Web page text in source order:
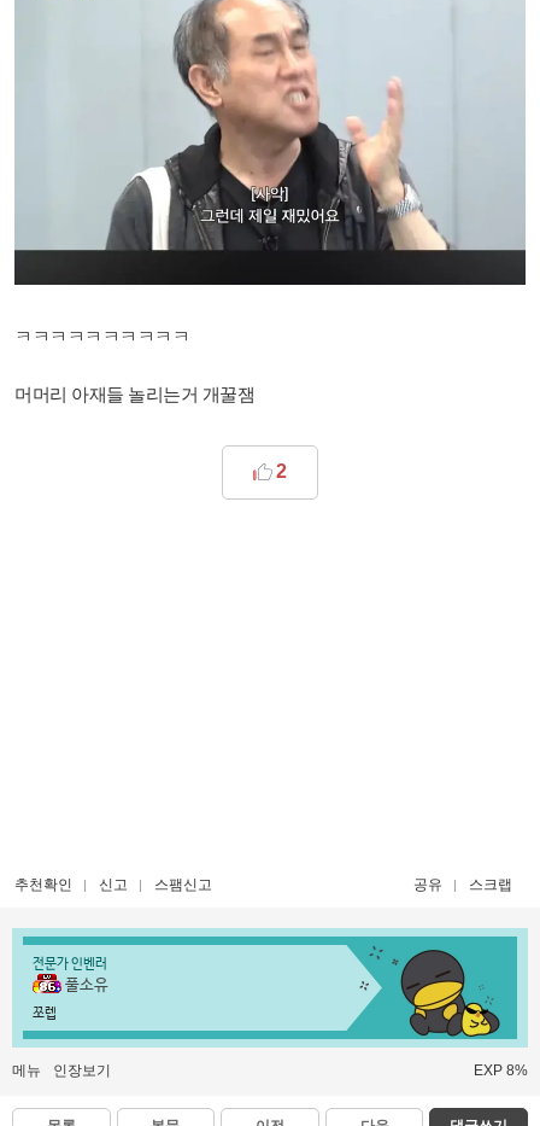
ㅋㅋㅋㅋㅋㅋㅋㅋㅋㅋ
머머리 아재들 놀리는거 개꿀잼
2
추천확인 신고 스팸신고 공유 스크랩
전문가 인벤러
풀소유
쪼렙
메뉴 인장보기 EXP 8%